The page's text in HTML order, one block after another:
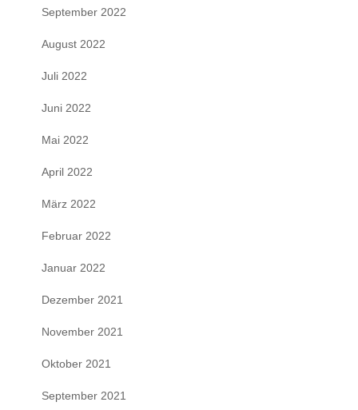
September 2022
August 2022
Juli 2022
Juni 2022
Mai 2022
April 2022
März 2022
Februar 2022
Januar 2022
Dezember 2021
November 2021
Oktober 2021
September 2021